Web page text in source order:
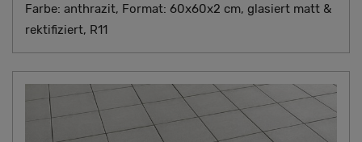
Farbe: anthrazit, Format: 60x60x2 cm, glasiert matt &
rektifiziert, R11